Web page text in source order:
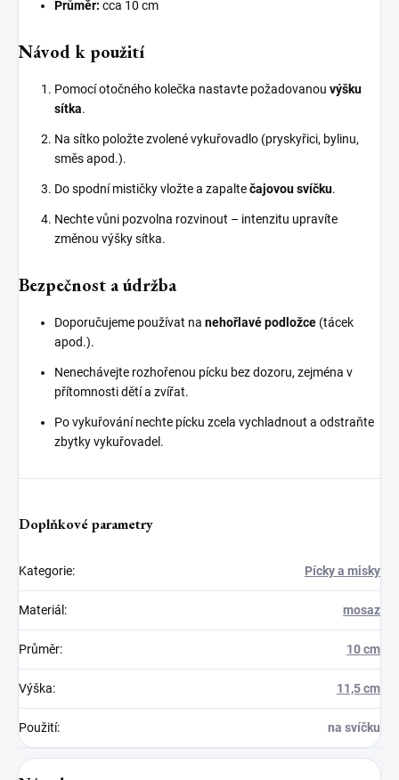
Průměr: cca 10 cm
Návod k použití
Pomocí otočného kolečka nastavte požadovanou výšku
sítka.
Na sítko položte zvolené vykuřovadlo (pryskyřici, bylinu,
směs apod.).
Do spodní mističky vložte a zapaltečajovou svíčku.
Nechte vůni pozvolna rozvinout – intenzitu upravíte
změnou výšky sítka.
Bezpečnost a údržba
Doporučujeme používat na nehořlavé podložce (tácek
apod.).
Nenechávejte rozhořenou pícku bez dozoru, zejména v
přítomnosti dětí a zvířat.
Po vykuřování nechte pícku zcela vychladnout a odstraňte
zbytky vykuřovadel.
Doplňkové parametry
Kategorie: Pícky a misky
Materiál : mosaz
Průměr: 10 cm
Výška: 11,5 cm
Použití: na svíčku